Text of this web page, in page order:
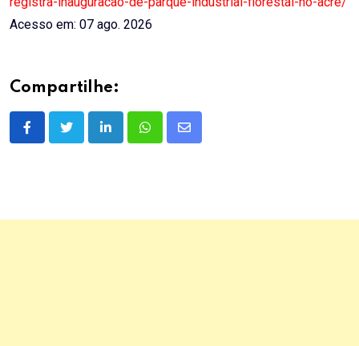
Acesso em: 07 ago. 2026
Compartilhe:
LinkedInWhatsappShare